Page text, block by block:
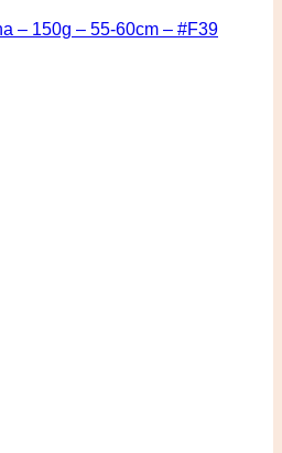
– 150g – 55-60cm – #F39